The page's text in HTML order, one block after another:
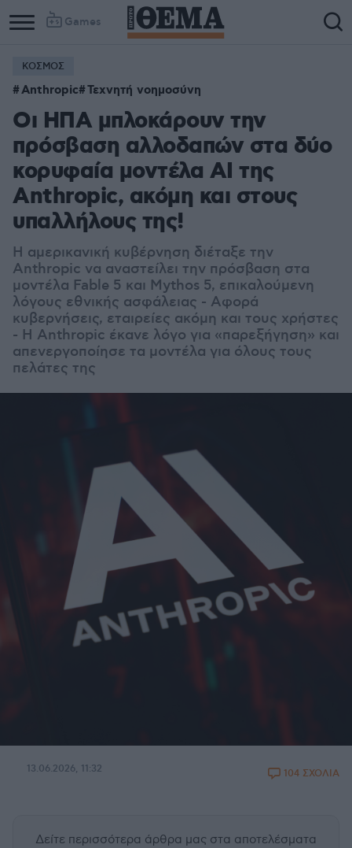
Games
ΚΟΣΜΟΣ
Anthropic Τεχνητή νοημοσύνη
Οι ΗΠΑ μπλοκάρουν την
πρόσβαση αλλοδαπών στα δύο
κορυφαία μοντέλα AI της
Anthropic, ακόμη και στους
υπαλλήλους της!
Η αμερικανική κυβέρνηση διέταξε την
Anthropic να αναστείλει την πρόσβαση στα
μοντέλα Fable 5 και Mythos 5, επικαλούμενη
λόγους εθνικής ασφάλειας - Αφορά
κυβερνήσεις, εταιρείες ακόμη και τους χρήστες
- Η Anthropic έκανε λόγο για «παρεξήγηση» και
απενεργοποίησε τα μοντέλα για όλους τους
πελάτες της
13.06.2026, 11:32 104 ΣΧΟΛΙΑ
Δείτε περισσότερα άρθρα μας στα αποτελέσματα